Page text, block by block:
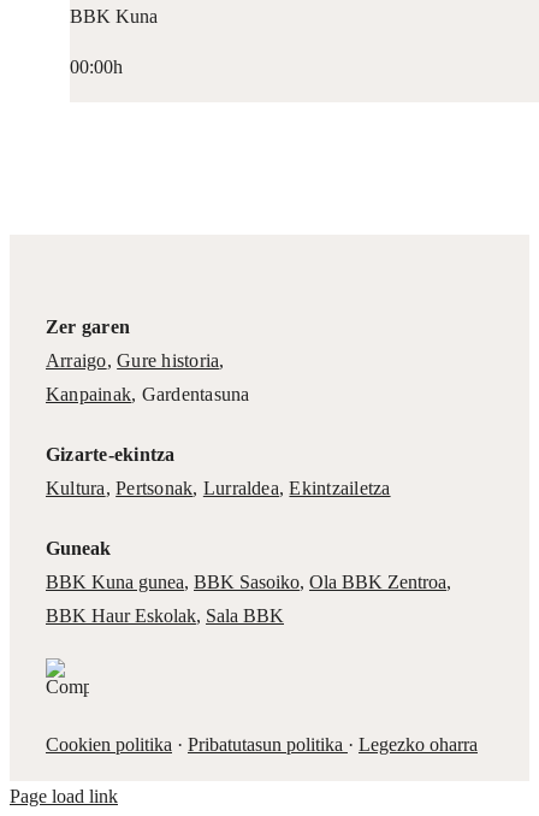
BBK Kuna
00:00h
Zer garen
Arraigo,Gure historia,
Kanpainak, Gardentasuna
Gizarte-ekintza
Kultura,Pertsonak, Lurraldea,Ekintzailetza
Guneak
BBK Kuna gunea, BBK Sasoiko, Ola BBK Zentroa,
BBK Haur Eskolak, Sala BBK
Cookien politika · Pribatutasun politika · Legezko oharra
Page load link